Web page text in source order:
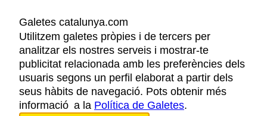
AVÍS LEGAL
POLÍTICA DE PRIVACITAT
COOKIES
ACCESSIBILITAT
Galetes catalunya.com
Utilitzem galetes pròpies i de tercers per
analitzar els nostres serveis i mostrar-te
publicitat relacionada amb les preferències dels
usuaris segons un perfil elaborat a partir dels
seus hàbits de navegació. Pots obtenir més
informació a la Política de Galetes.